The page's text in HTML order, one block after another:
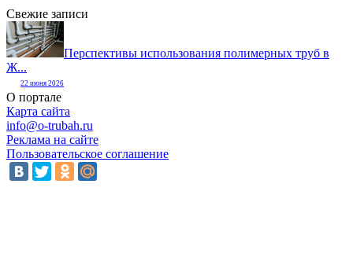
Свежие записи
Перспективы использования полимерных труб в
Ж...
22 июня 2026
О портале
Карта сайта
info@o-trubah.ru
Реклама на сайте
Пользовательское соглашение